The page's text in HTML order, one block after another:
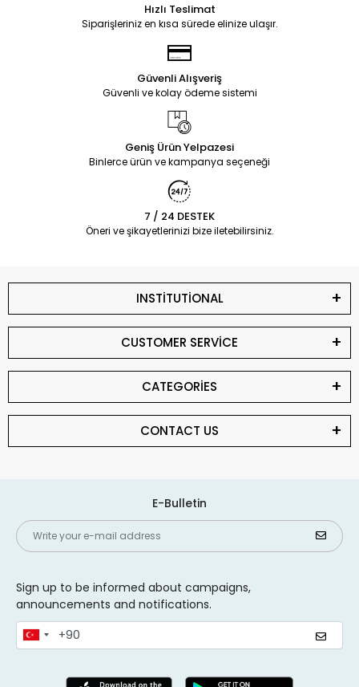
Hızlı Teslimat
Siparişleriniz en kısa sürede elinize ulaşır.
Güvenli Alışveriş
Güvenli ve kolay ödeme sistemi
Geniş Ürün Yelpazesi
Binlerce ürün ve kampanya seçeneği
7 / 24 DESTEK
Öneri ve şikayetlerinizi bize iletebilirsiniz.
INSTİTUTİONAL
CUSTOMER SERVİCE
CATEGORİES
CONTACT US
E-Bulletin
Sign up to be informed about campaigns,
announcements and notifications.